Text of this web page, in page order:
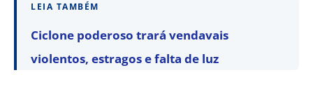
LEIA TAMBÉM
Ciclone poderoso trará vendavais
violentos, estragos e falta de luz